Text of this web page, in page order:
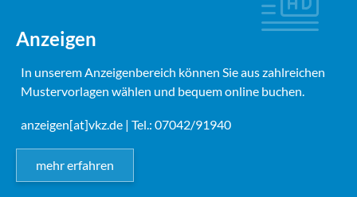
Anzeigen
In unserem Anzeigenbereich können Sie aus zahlreichen
Mustervorlagen wählen und bequem online buchen.
anzeigen[at]vkz.de | Tel.: 07042/91940
mehr erfahren